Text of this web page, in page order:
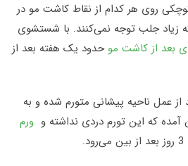
روی هر کدام از نقاط کاشت مو در
زیاد جلب توجه نمی‌کنند. با شستشوی
بعد از کاشت مو حدود یک هفته بعد از
۲ تا ۳ روز بعد از عمل ناحیه پیشانی متورم شده و به
که این تورم دردی نداشته و ورم
.